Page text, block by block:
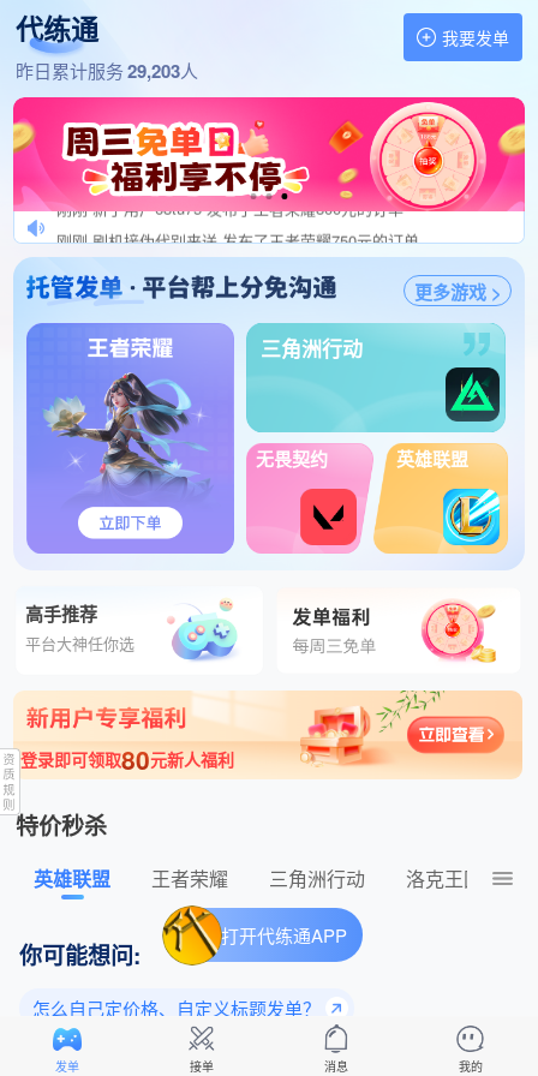
代练通
昨日累计服务29,203人
我要发单
打开代练通APP
找代练,做代练 就上代练通
刚刚 禁伪实力来价好 发布了英雄联盟手游120元的订单
刚刚 小黑蛋高价发单 发布了逆战：未来230元的订单
刚刚 新手用户68tu75 发布了王者荣耀800元的订单
刚刚 刷机接伪代别来送 发布了王者荣耀750元的订单
刚刚 来强一点的打手 谢谢 发布了王者荣耀200元的订单
刚刚 棠棠发肥单秒验收 发布了和平精英700元的订单
刚刚 优质单最好车队接单 发布了王者荣耀100元的订单
刚刚 殇殇v+zjytc002 发布了王者荣耀120元的订单
刚刚 介入率高的别接 发布了王者荣耀1100元的订单
刚刚 Zanerrn 发布了冒险岛怀旧服160元的订单
刚刚 都是肥单速度接 发布了冒险岛怀旧服270元的订单
1分钟前 USR201504072731 发布了英雄联盟手游132元的订单
1分钟前 小锦哥三角洲工作室 发布了三角洲行动288元的订单
1分钟前 小骐肥单秒验收 发布了三角洲行动150元的订单
1分钟前 开挂报警处理！ 发布了王者荣耀140元的订单
1分钟前 打完秒结单 冲 发布了三角洲行动228元的订单
1分钟前 超人强发肥单秒验收 发布了王者荣耀180元的订单
更多游戏 >
三角洲行动
无畏契约 英雄联盟
高手推荐
平台大神任你选
登录即可领取80元新人福利
特价秒杀
英雄联盟 王者荣耀 三角洲行动 洛克王国：世
你可能想问:
怎么自己定价格、自定义标题发单？
为什么老玩家都选择平台下单？
发单 接单 消息 我的